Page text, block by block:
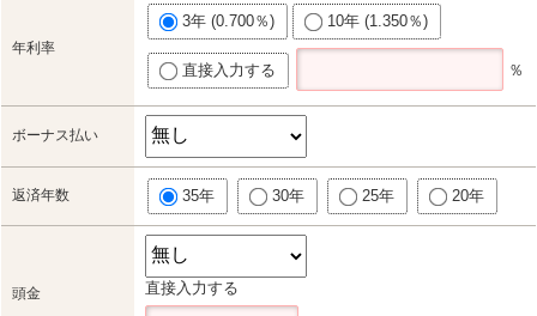
年利率
3年 (0.700％) 10年 (1.350％)
直接入力する ％
ボーナス払い
返済年数 35年 30年 25年 20年
頭金 直接入力する